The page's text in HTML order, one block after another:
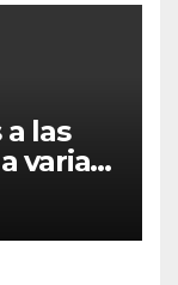
las
varias